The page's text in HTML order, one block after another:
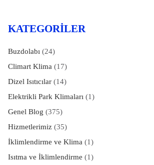
KATEGORILER
Buzdolabı (24)
Climart Klima (17)
Dizel Isıtıcılar(14)
Elektrikli Park Klimaları (1)
Genel Blog (375)
Hizmetlerimiz(35)
İklimlendirme ve Klima (1)
Isıtma ve İklimlendirme (1)